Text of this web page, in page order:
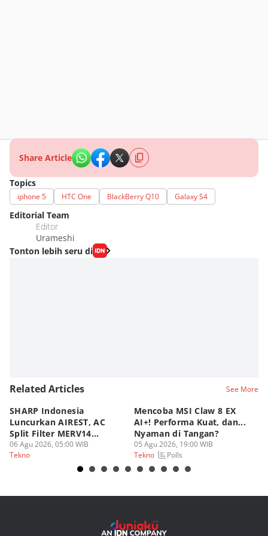
Share Article
Topics
iphone 5 HTC One BlackBerry Q10 Galaxy S4
Editorial Team
Editor
Urameshi
Tonton lebih seru di
Related Articles See More
SHARP Indonesia
Luncurkan AIREST, AC
Split Filter MERV14
Perdana!
06 Agu 2026, 05:00 WIB
Tekno
Mencoba MSI Claw 8 EX
AI+! Performa Kuat, dan...
Nyaman di Tangan?
05 Agu 2026, 19:00 WIB
Tekno
Polls